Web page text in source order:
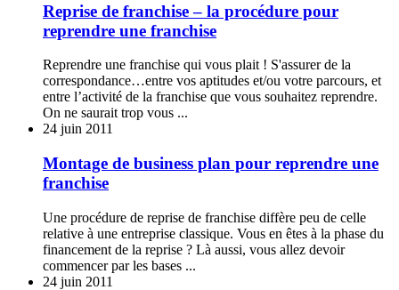
Reprise de franchise – la procédure pour
reprendre une franchise
Reprendre une franchise qui vous plait ! S'assurer de la
correspondance…entre vos aptitudes et/ou votre parcours, et
entre l’activité de la franchise que vous souhaitez reprendre.
On ne saurait trop vous ...
24 juin 2011
Montage de business plan pour reprendre une
franchise
Une procédure de reprise de franchise diffère peu de celle
relative à une entreprise classique. Vous en êtes à la phase du
financement de la reprise ? Là aussi, vous allez devoir
commencer par les bases ...
24 juin 2011